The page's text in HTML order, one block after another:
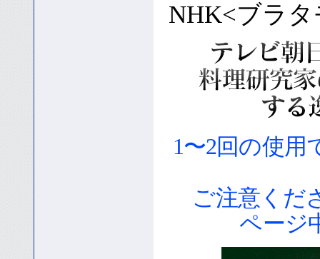
NHK<ブラ
1〜2回の使用
ご注意くだ
ページ